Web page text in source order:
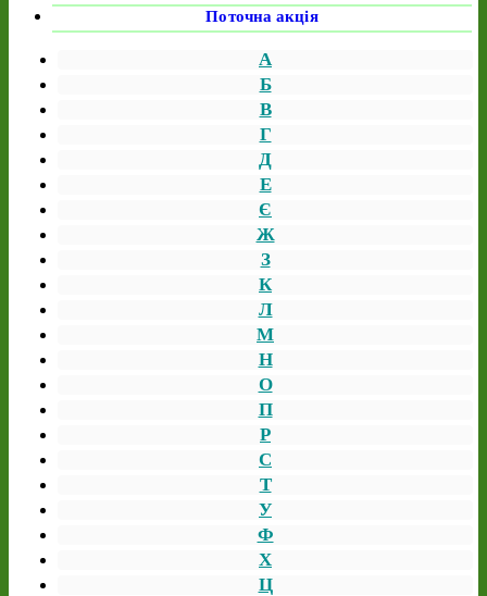
Поточна акція
А
Б
В
Г
Д
Е
Є
Ж
З
К
Л
М
Н
О
П
Р
С
Т
У
Ф
Х
Ц